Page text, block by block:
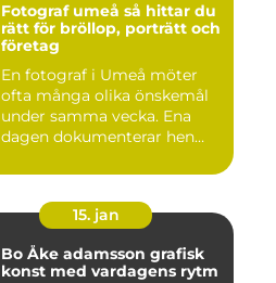
Fotograf umeå så hittar du
rätt för bröllop, porträtt och
företag
En fotograf i Umeå möter
ofta många olika önskemål
under samma vecka. Ena
dagen dokumenterar hen
15. jan
Bo Åke adamsson grafisk
konst med vardagens rytm